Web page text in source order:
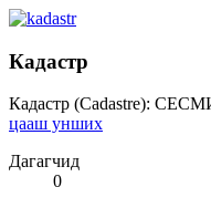
Кадастр
Кадастр (Cadastre):
цааш унших
Дагагчид
0